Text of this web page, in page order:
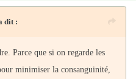
dit :
Parce que si on regarde les
minimiser la consanguinité,